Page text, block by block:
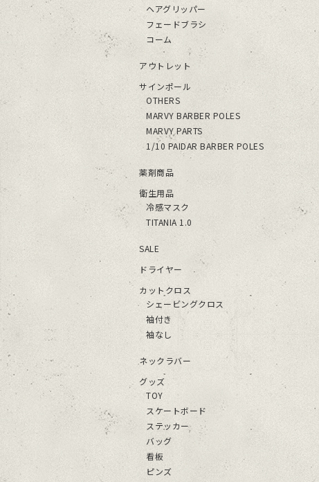
ヘアグリッパー
フェードブラシ
コーム
アウトレット
サインポール
OTHERS
MARVY BARBER POLES
MARVY PARTS
1/10 PAIDAR BARBER POLES
薬剤商品
衛生用品
冷感マスク
TITANIA 1.0
SALE
ドライヤー
カットクロス
シェービングクロス
袖付き
袖なし
ネックラバー
グッズ
TOY
スケートボード
ステッカー
バッグ
看板
ピンズ